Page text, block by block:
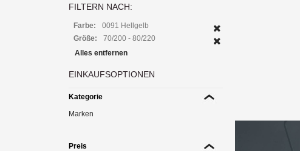
FILTERN NACH:
Farbe:
0091 Hellgelb
Größe:
70/200 - 80/220
Alles entfernen
EINKAUFSOPTIONEN
Kategorie
Marken
Preis